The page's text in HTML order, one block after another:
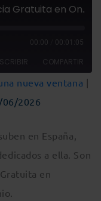
El Observatorio de Justicia Gratuita en Onda Cero
00:00 00:01:05
COMPARTIR
nueva ventana |
06/2026
en España,
a ella. Son
en